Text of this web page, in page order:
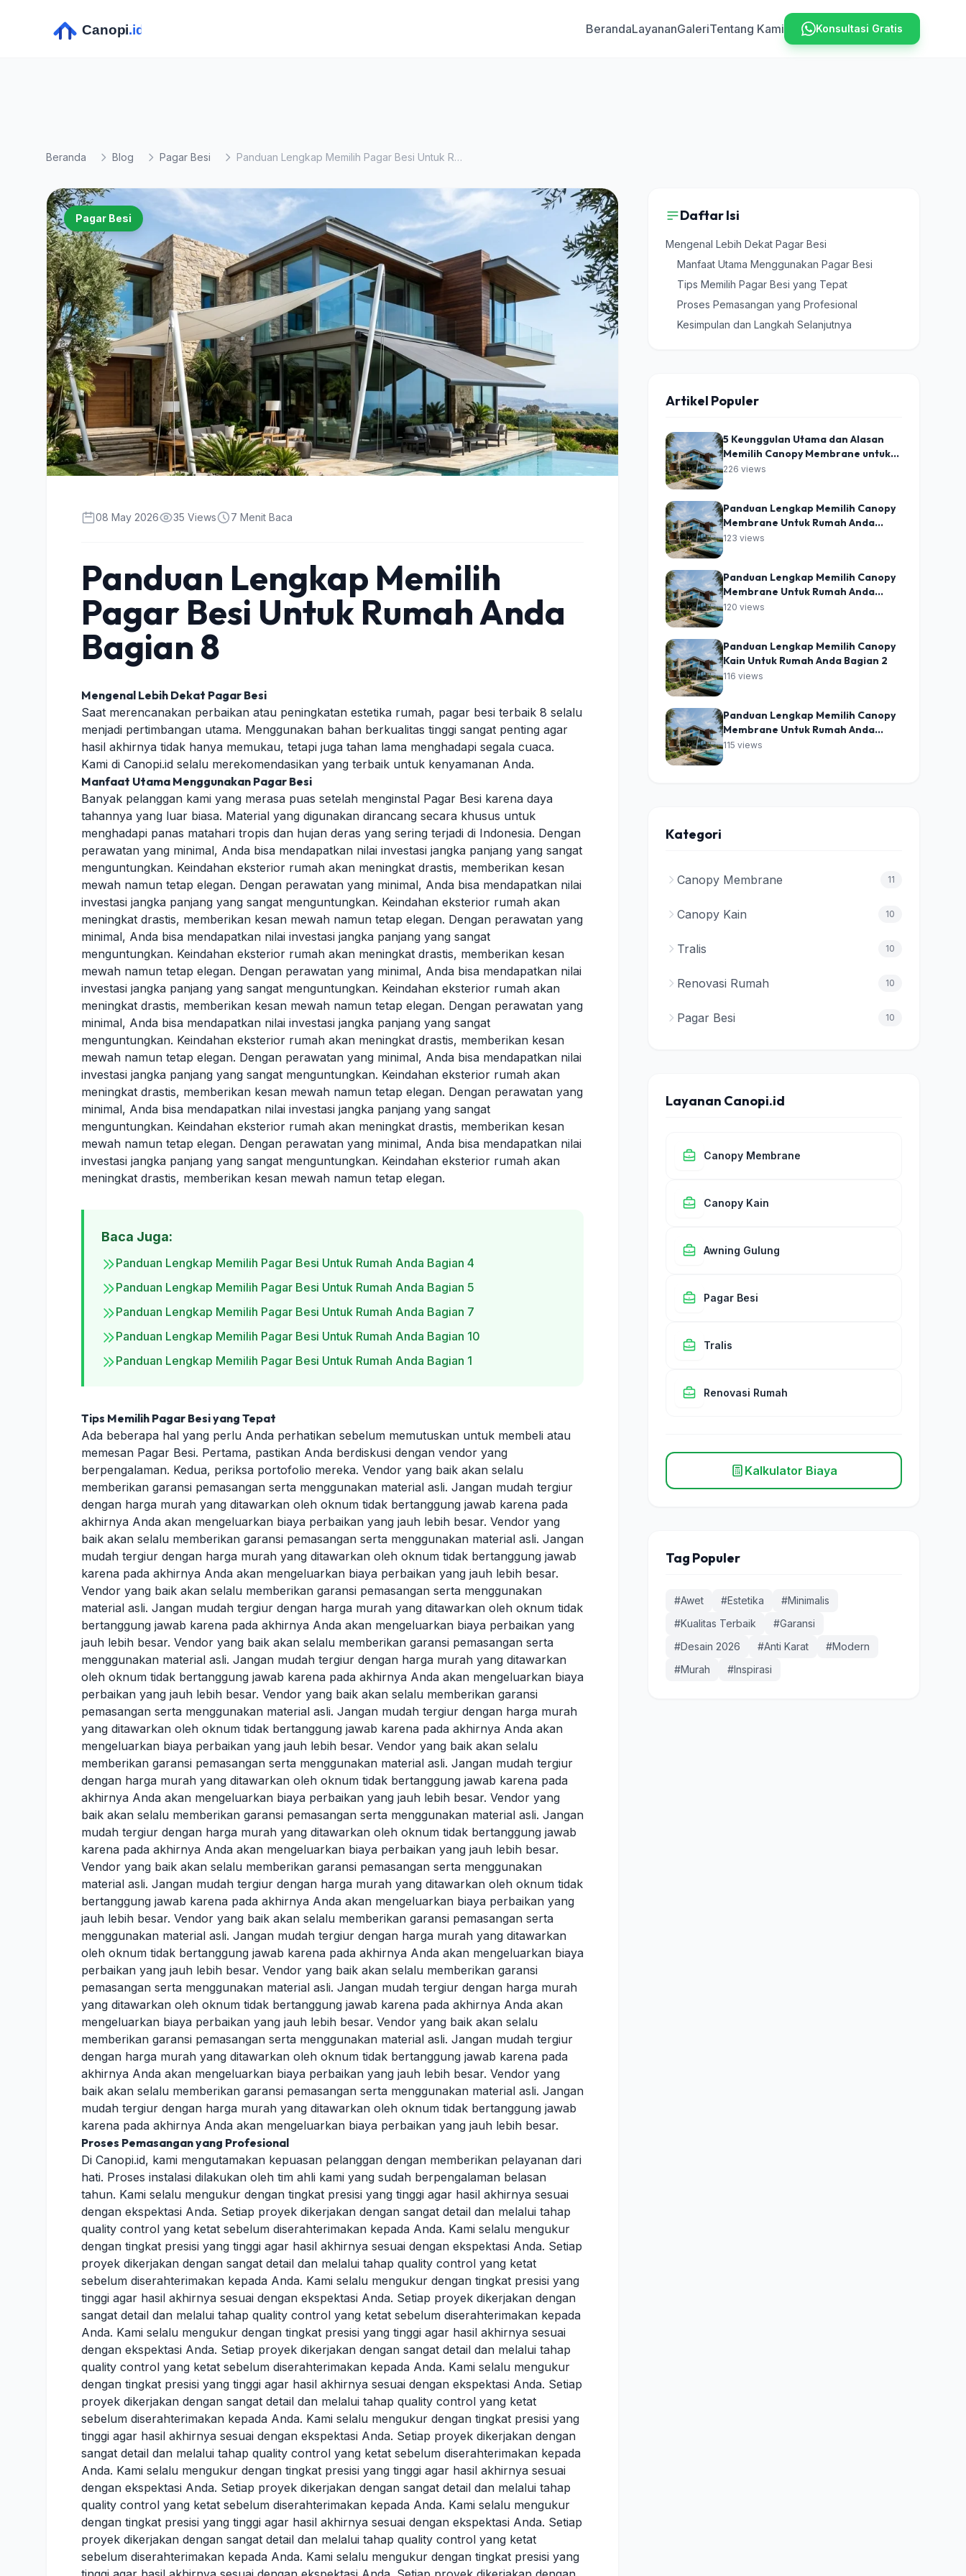
BerandaLayananGaleriTentang Kami Konsultasi Gratis
Beranda Blog Pagar Besi Panduan Lengkap Memilih Pagar Besi Untuk Rumah Anda Bagian 8
Pagar Besi
08 May 2026 35 Views 7 Menit Baca
Panduan Lengkap Memilih
Pagar Besi Untuk Rumah Anda
Bagian 8
Mengenal Lebih Dekat Pagar Besi
Saat merencanakan perbaikan atau peningkatan estetika rumah, pagar besi terbaik 8 selalu
menjadi pertimbangan utama. Menggunakan bahan berkualitas tinggi sangat penting agar
hasil akhirnya tidak hanya memukau, tetapi juga tahan lama menghadapi segala cuaca.
Kami di Canopi.id selalu merekomendasikan yang terbaik untuk kenyamanan Anda.
Manfaat Utama Menggunakan Pagar Besi
Banyak pelanggan kami yang merasa puas setelah menginstal Pagar Besi karena daya
tahannya yang luar biasa. Material yang digunakan dirancang secara khusus untuk
menghadapi panas matahari tropis dan hujan deras yang sering terjadi di Indonesia. Dengan
perawatan yang minimal, Anda bisa mendapatkan nilai investasi jangka panjang yang sangat
menguntungkan. Keindahan eksterior rumah akan meningkat drastis, memberikan kesan
mewah namun tetap elegan. Dengan perawatan yang minimal, Anda bisa mendapatkan nilai
investasi jangka panjang yang sangat menguntungkan. Keindahan eksterior rumah akan
meningkat drastis, memberikan kesan mewah namun tetap elegan. Dengan perawatan yang
minimal, Anda bisa mendapatkan nilai investasi jangka panjang yang sangat
menguntungkan. Keindahan eksterior rumah akan meningkat drastis, memberikan kesan
mewah namun tetap elegan. Dengan perawatan yang minimal, Anda bisa mendapatkan nilai
investasi jangka panjang yang sangat menguntungkan. Keindahan eksterior rumah akan
meningkat drastis, memberikan kesan mewah namun tetap elegan. Dengan perawatan yang
minimal, Anda bisa mendapatkan nilai investasi jangka panjang yang sangat
menguntungkan. Keindahan eksterior rumah akan meningkat drastis, memberikan kesan
mewah namun tetap elegan. Dengan perawatan yang minimal, Anda bisa mendapatkan nilai
investasi jangka panjang yang sangat menguntungkan. Keindahan eksterior rumah akan
meningkat drastis, memberikan kesan mewah namun tetap elegan. Dengan perawatan yang
minimal, Anda bisa mendapatkan nilai investasi jangka panjang yang sangat
menguntungkan. Keindahan eksterior rumah akan meningkat drastis, memberikan kesan
mewah namun tetap elegan. Dengan perawatan yang minimal, Anda bisa mendapatkan nilai
investasi jangka panjang yang sangat menguntungkan. Keindahan eksterior rumah akan
meningkat drastis, memberikan kesan mewah namun tetap elegan.
Baca Juga:
Panduan Lengkap Memilih Pagar Besi Untuk Rumah Anda Bagian 4
Panduan Lengkap Memilih Pagar Besi Untuk Rumah Anda Bagian 5
Panduan Lengkap Memilih Pagar Besi Untuk Rumah Anda Bagian 7
Panduan Lengkap Memilih Pagar Besi Untuk Rumah Anda Bagian 10
Panduan Lengkap Memilih Pagar Besi Untuk Rumah Anda Bagian 1
Tips Memilih Pagar Besi yang Tepat
Ada beberapa hal yang perlu Anda perhatikan sebelum memutuskan untuk membeli atau
memesan Pagar Besi. Pertama, pastikan Anda berdiskusi dengan vendor yang
berpengalaman. Kedua, periksa portofolio mereka. Vendor yang baik akan selalu
memberikan garansi pemasangan serta menggunakan material asli. Jangan mudah tergiur
dengan harga murah yang ditawarkan oleh oknum tidak bertanggung jawab karena pada
akhirnya Anda akan mengeluarkan biaya perbaikan yang jauh lebih besar. Vendor yang
baik akan selalu memberikan garansi pemasangan serta menggunakan material asli. Jangan
mudah tergiur dengan harga murah yang ditawarkan oleh oknum tidak bertanggung jawab
karena pada akhirnya Anda akan mengeluarkan biaya perbaikan yang jauh lebih besar.
Vendor yang baik akan selalu memberikan garansi pemasangan serta menggunakan
material asli. Jangan mudah tergiur dengan harga murah yang ditawarkan oleh oknum tidak
bertanggung jawab karena pada akhirnya Anda akan mengeluarkan biaya perbaikan yang
jauh lebih besar. Vendor yang baik akan selalu memberikan garansi pemasangan serta
menggunakan material asli. Jangan mudah tergiur dengan harga murah yang ditawarkan
oleh oknum tidak bertanggung jawab karena pada akhirnya Anda akan mengeluarkan biaya
perbaikan yang jauh lebih besar. Vendor yang baik akan selalu memberikan garansi
pemasangan serta menggunakan material asli. Jangan mudah tergiur dengan harga murah
yang ditawarkan oleh oknum tidak bertanggung jawab karena pada akhirnya Anda akan
mengeluarkan biaya perbaikan yang jauh lebih besar. Vendor yang baik akan selalu
memberikan garansi pemasangan serta menggunakan material asli. Jangan mudah tergiur
dengan harga murah yang ditawarkan oleh oknum tidak bertanggung jawab karena pada
akhirnya Anda akan mengeluarkan biaya perbaikan yang jauh lebih besar. Vendor yang
baik akan selalu memberikan garansi pemasangan serta menggunakan material asli. Jangan
mudah tergiur dengan harga murah yang ditawarkan oleh oknum tidak bertanggung jawab
karena pada akhirnya Anda akan mengeluarkan biaya perbaikan yang jauh lebih besar.
Vendor yang baik akan selalu memberikan garansi pemasangan serta menggunakan
material asli. Jangan mudah tergiur dengan harga murah yang ditawarkan oleh oknum tidak
bertanggung jawab karena pada akhirnya Anda akan mengeluarkan biaya perbaikan yang
jauh lebih besar. Vendor yang baik akan selalu memberikan garansi pemasangan serta
menggunakan material asli. Jangan mudah tergiur dengan harga murah yang ditawarkan
oleh oknum tidak bertanggung jawab karena pada akhirnya Anda akan mengeluarkan biaya
perbaikan yang jauh lebih besar. Vendor yang baik akan selalu memberikan garansi
pemasangan serta menggunakan material asli. Jangan mudah tergiur dengan harga murah
yang ditawarkan oleh oknum tidak bertanggung jawab karena pada akhirnya Anda akan
mengeluarkan biaya perbaikan yang jauh lebih besar. Vendor yang baik akan selalu
memberikan garansi pemasangan serta menggunakan material asli. Jangan mudah tergiur
dengan harga murah yang ditawarkan oleh oknum tidak bertanggung jawab karena pada
akhirnya Anda akan mengeluarkan biaya perbaikan yang jauh lebih besar. Vendor yang
baik akan selalu memberikan garansi pemasangan serta menggunakan material asli. Jangan
mudah tergiur dengan harga murah yang ditawarkan oleh oknum tidak bertanggung jawab
karena pada akhirnya Anda akan mengeluarkan biaya perbaikan yang jauh lebih besar.
Proses Pemasangan yang Profesional
Di Canopi.id, kami mengutamakan kepuasan pelanggan dengan memberikan pelayanan dari
hati. Proses instalasi dilakukan oleh tim ahli kami yang sudah berpengalaman belasan
tahun. Kami selalu mengukur dengan tingkat presisi yang tinggi agar hasil akhirnya sesuai
dengan ekspektasi Anda. Setiap proyek dikerjakan dengan sangat detail dan melalui tahap
quality control yang ketat sebelum diserahterimakan kepada Anda. Kami selalu mengukur
dengan tingkat presisi yang tinggi agar hasil akhirnya sesuai dengan ekspektasi Anda. Setiap
proyek dikerjakan dengan sangat detail dan melalui tahap quality control yang ketat
sebelum diserahterimakan kepada Anda. Kami selalu mengukur dengan tingkat presisi yang
tinggi agar hasil akhirnya sesuai dengan ekspektasi Anda. Setiap proyek dikerjakan dengan
sangat detail dan melalui tahap quality control yang ketat sebelum diserahterimakan kepada
Anda. Kami selalu mengukur dengan tingkat presisi yang tinggi agar hasil akhirnya sesuai
dengan ekspektasi Anda. Setiap proyek dikerjakan dengan sangat detail dan melalui tahap
quality control yang ketat sebelum diserahterimakan kepada Anda. Kami selalu mengukur
dengan tingkat presisi yang tinggi agar hasil akhirnya sesuai dengan ekspektasi Anda. Setiap
proyek dikerjakan dengan sangat detail dan melalui tahap quality control yang ketat
sebelum diserahterimakan kepada Anda. Kami selalu mengukur dengan tingkat presisi yang
tinggi agar hasil akhirnya sesuai dengan ekspektasi Anda. Setiap proyek dikerjakan dengan
sangat detail dan melalui tahap quality control yang ketat sebelum diserahterimakan kepada
Anda. Kami selalu mengukur dengan tingkat presisi yang tinggi agar hasil akhirnya sesuai
dengan ekspektasi Anda. Setiap proyek dikerjakan dengan sangat detail dan melalui tahap
quality control yang ketat sebelum diserahterimakan kepada Anda. Kami selalu mengukur
dengan tingkat presisi yang tinggi agar hasil akhirnya sesuai dengan ekspektasi Anda. Setiap
proyek dikerjakan dengan sangat detail dan melalui tahap quality control yang ketat
sebelum diserahterimakan kepada Anda. Kami selalu mengukur dengan tingkat presisi yang
Daftar Isi
Mengenal Lebih Dekat Pagar Besi
Manfaat Utama Menggunakan Pagar Besi
Tips Memilih Pagar Besi yang Tepat
Proses Pemasangan yang Profesional
Kesimpulan dan Langkah Selanjutnya
Artikel Populer
5 Keunggulan Utama dan Alasan
Memilih Canopy Membrane untuk
Bangunan Modern
226 views
Panduan Lengkap Memilih Canopy
Membrane Untuk Rumah Anda
Bagian 5
123 views
Panduan Lengkap Memilih Canopy
Membrane Untuk Rumah Anda
Bagian 9
120 views
Panduan Lengkap Memilih Canopy
Kain Untuk Rumah Anda Bagian 2
116 views
Panduan Lengkap Memilih Canopy
Membrane Untuk Rumah Anda
Bagian 2
115 views
Kategori
Canopy Membrane 11
Canopy Kain 10
Tralis 10
Renovasi Rumah 10
Pagar Besi 10
Layanan Canopi.id
Canopy Membrane
Canopy Kain
Awning Gulung
Pagar Besi
Tralis
Renovasi Rumah
Kalkulator Biaya
Tag Populer
#Awet #Estetika
#Minimalis
#Kualitas Terbaik
#Garansi
#Desain 2026
#Anti Karat
#Modern
#Murah
#Inspirasi